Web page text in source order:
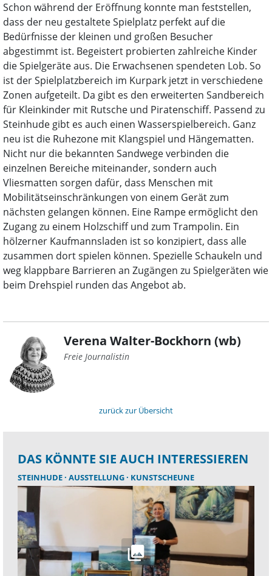
Schon während der Eröffnung konnte man feststellen,
dass der neu gestaltete Spielplatz perfekt auf die
Bedürfnisse der kleinen und großen Besucher
abgestimmt ist. Begeistert probierten zahlreiche Kinder
die Spielgeräte aus. Die Erwachsenen spendeten Lob. So
ist der Spielplatzbereich im Kurpark jetzt in verschiedene
Zonen aufgeteilt. Da gibt es den erweiterten Sandbereich
für Kleinkinder mit Rutsche und Piratenschiff. Passend zu
Steinhude gibt es auch einen Wasserspielbereich. Ganz
neu ist die Ruhezone mit Klangspiel und Hängematten.
Nicht nur die bekannten Sandwege verbinden die
einzelnen Bereiche miteinander, sondern auch
Vliesmatten sorgen dafür, dass Menschen mit
Mobilitätseinschränkungen von einem Gerät zum
nächsten gelangen können. Eine Rampe ermöglicht den
Zugang zu einem Holzschiff und zum Trampolin. Ein
hölzerner Kaufmannsladen ist so konzipiert, dass alle
zusammen dort spielen können. Spezielle Schaukeln und
weg klappbare Barrieren an Zugängen zu Spielgeräten wie
beim Drehspiel runden das Angebot ab.
Verena Walter-Bockhorn (wb)
Freie Journalistin
zurück zur Übersicht
DAS KÖNNTE SIE AUCH INTERESSIEREN
STEINHUDE AUSSTELLUNG KUNSTSCHEUNE